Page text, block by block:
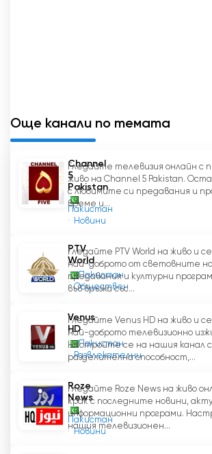
канал прави революция в начина,
консумираме медии. Така че,
трансформиращо пътуване към
бъдеще.
Raah TV гледай на живо
Още канали по темата
Channel
5
Pakistan
Пакистан
Новини
Гледайте телевизия онлайн с
живо на Channel 5 Pakistan.
с любимите си предавания и
време и...
PTV
World
Пакистан
Обществен
Гледайте PTV World на живо и
най-доброто от световните
предавания и културни
във връзка със...
Venus
HD
Пакистан
Развлекателни
Гледайте Venus HD на живо и
най-доброто телевизионно
Настройте се на нашия канал с
разделителна способност,...
Roze
News
Пакистан
Новини
Гледайте Roze News на живо
крак с последните новини,
информационни програми.
нашия телевизионен...